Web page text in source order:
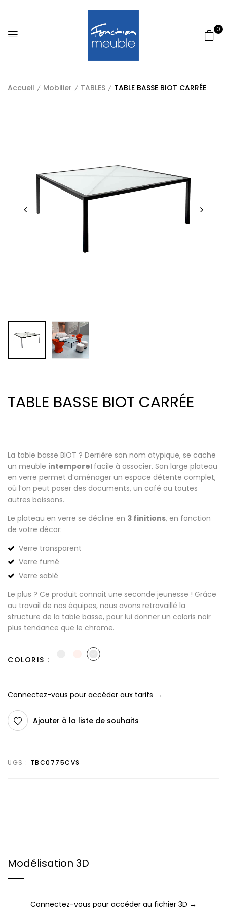
0
Accueil Mobilier TABLES TABLE BASSE BIOT CARRÉE
TABLE BASSE BIOT CARRÉE
La table basse BIOT ? Derrière son nom atypique, se cache
un meuble intemporel facile à associer. Son large plateau
en verre permet d’aménager un espace détente complet,
où l’on peut poser des documents, un café ou toutes
autres boissons.
Le plateau en verre se décline en 3 finitions, en fonction
de votre décor:
Verre transparent
Verre fumé
Verre sablé
Le plus ? Ce produit connait une seconde jeunesse ! Grâce
au travail de nos équipes, nous avons retravaillé la
structure de la table basse, pour lui donner un coloris noir
plus tendance que le chrome.
COLORIS
Connectez-vous pour accéder aux tarifs →
Ajouter à la liste de souhaits
UGS : TBC0775CVS
Modélisation 3D
Connectez-vous pour accéder au fichier 3D →